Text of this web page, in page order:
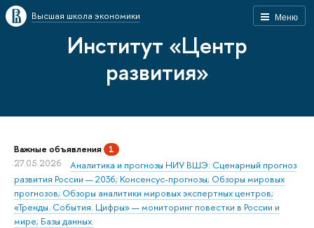
Меню
Высшая школа экономики
Институт «Центр
развития»
Важные объявления 1
27.05.2026
Аналитика и прогнозы НИУ ВШЭ: Сценарный прогноз
развития России — 2036; Консенсус-прогнозы; Обзоры мировых
прогнозов; Обзоры аналитики мировых экспертных центров;
«Тренды. События. Цифры» — мониторинг повестки в России и
мире; Базы данных.